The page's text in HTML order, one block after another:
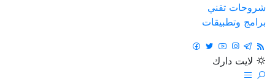
شروحات تقني
برامج وتطبيقات
لايت دارك